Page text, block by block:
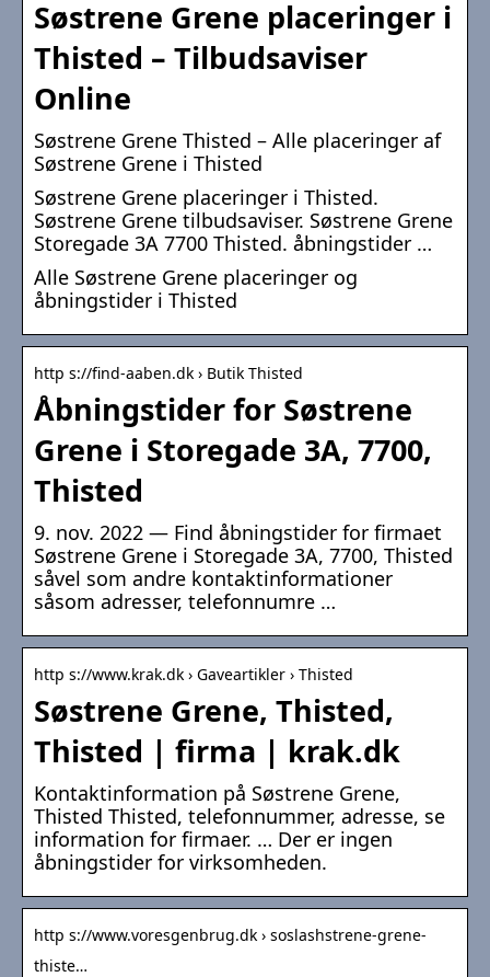
Søstrene Grene placeringer i
Thisted – Tilbudsaviser
Online
Søstrene Grene Thisted – Alle placeringer af
Søstrene Grene i Thisted
Søstrene Grene placeringer i Thisted.
Søstrene Grene tilbudsaviser. Søstrene Grene
Storegade 3A 7700 Thisted. åbningstider …
Alle Søstrene Grene placeringer og
åbningstider i Thisted
http s://find-aaben.dk › Butik Thisted
Åbningstider for Søstrene
Grene i Storegade 3A, 7700,
Thisted
9. nov. 2022 — Find åbningstider for firmaet
Søstrene Grene i Storegade 3A, 7700, Thisted
såvel som andre kontaktinformationer
såsom adresser, telefonnumre …
http s://www.krak.dk › Gaveartikler › Thisted
Søstrene Grene, Thisted,
Thisted | firma | krak.dk
Kontaktinformation på Søstrene Grene,
Thisted Thisted, telefonnummer, adresse, se
information for firmaer. … Der er ingen
åbningstider for virksomheden.
http s://www.voresgenbrug.dk › soslashstrene-grene-
thiste…